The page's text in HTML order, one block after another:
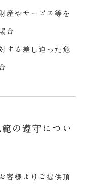
産やサービス等を
合
する差し迫った危
の遵守につい
客様よりご提供頂